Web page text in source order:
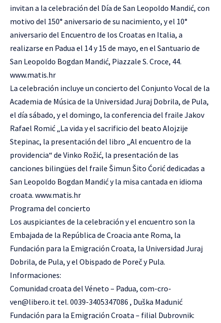
invitan a la celebración del Día de San Leopoldo Mandić, con
motivo del 150° aniversario de su nacimiento, y el 10°
aniversario del Encuentro de los Croatas en Italia, a
realizarse en Padua el 14 y 15 de mayo, en el Santuario de
San Leopoldo Bogdan Mandić, Piazzale S. Croce, 44.
www.matis.hr
La celebración incluye un concierto del Conjunto Vocal de la
Academia de Música de la Universidad Juraj Dobrila, de Pula,
el día sábado, y el domingo, la conferencia del fraile Jakov
Rafael Romić „La vida y el sacrificio del beato Alojzije
Stepinac, la presentación del libro „Al encuentro de la
providencia“ de Vinko Rožić, la presentación de las
canciones bilingües del fraile Šimun Šito Ćorić dedicadas a
San Leopoldo Bogdan Mandić y la misa cantada en idioma
croata. www.matis.hr
Programa del concierto
Los auspiciantes de la celebración y el encuentro son la
Embajada de la República de Croacia ante Roma, la
Fundación para la Emigración Croata, la Universidad Juraj
Dobrila, de Pula, y el Obispado de Poreč y Pula.
Informaciones:
Comunidad croata del Véneto – Padua, com-cro-
ven@libero.it tel. 0039-3405347086 , Duška Madunić
Fundación para la Emigración Croata – filial Dubrovnik: